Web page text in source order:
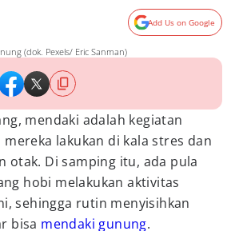
Add Us on Google
(dok. Pexels/ Eric Sanman)
mendaki adalah kegiatan
lakukan di kala stres dan
otak. Di samping itu, ada pula
hobi melakukan aktivitas
sehingga rutin menyisihkan
bisa mendaki gunung.